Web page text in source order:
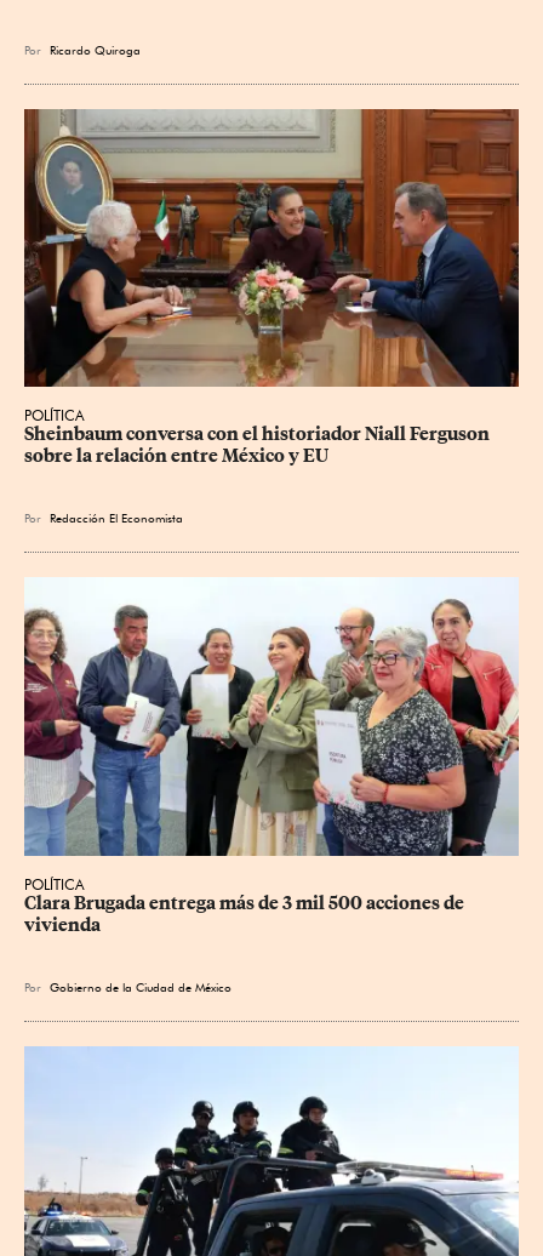
Por Ricardo Quiroga
POLÍTICA
Sheinbaum conversa con el historiador Niall Ferguson
sobre la relación entre México y EU
Por Redacción El Economista
POLÍTICA
Clara Brugada entrega más de 3 mil 500 acciones de
vivienda
Por Gobierno de la Ciudad de México